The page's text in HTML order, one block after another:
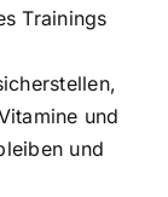
Trainings
und
und